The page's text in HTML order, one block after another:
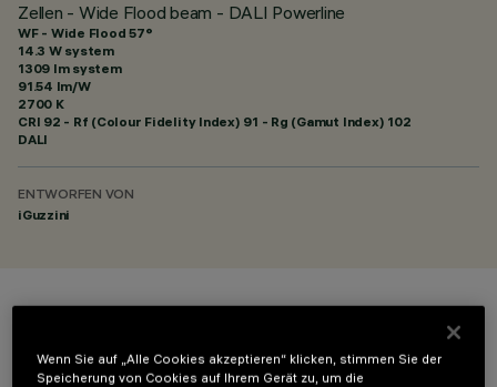
Zellen - Wide Flood beam - DALI Powerline
WF - Wide Flood 57°
14.3 W system
1309 lm system
91.54 lm/W
2700 K
CRI 92 - Rf (Colour Fidelity Index) 91 - Rg (Gamut Index) 102
DALI
ENTWORFEN VON
iGuzzini
Wenn Sie auf „Alle Cookies akzeptieren“ klicken, stimmen Sie der
Speicherung von Cookies auf Ihrem Gerät zu, um die